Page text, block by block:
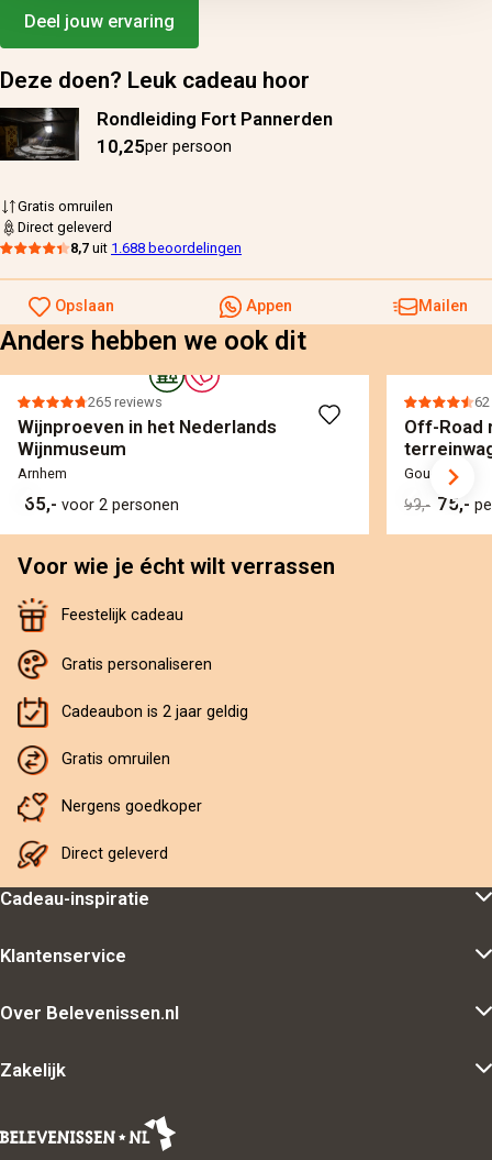
Deel jouw ervaring
Deze doen? Leuk cadeau hoor
Rondleiding Fort Pannerden
10,25per persoon
Gratis omruilen
Direct geleverd
8,7 uit 1.688 beoordelingen
Opslaan Appen Mailen
Anders hebben we ook dit
265 reviews
Wijnproeven in het Nederlands
Wijnmuseum
Arnhem
65,- voor 2 personen
Off-Road
Gouda
99,- 75,-
Voor wie je écht wilt verrassen
Feestelijk cadeau
Gratis personaliseren
Cadeaubon is 2 jaar geldig
Gratis omruilen
Nergens goedkoper
Direct geleverd
Cadeau-inspiratie
Klantenservice
Over Belevenissen.nl
Zakelijk